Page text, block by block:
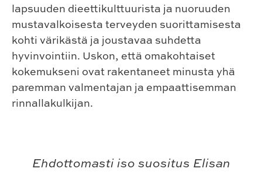
lapsuuden dieettikulttuurista ja nuoruuden
mustavalkoisesta terveyden suorittamisesta
kohti värikästä ja joustavaa suhdetta
hyvinvointiin. Uskon, että omakohtaiset
kokemukseni ovat rakentaneet minusta yhä
paremman valmentajan ja empaattisemman
rinnallakulkijan.
Ehdottomasti iso suositus Elisan